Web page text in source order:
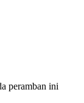
peramban ini